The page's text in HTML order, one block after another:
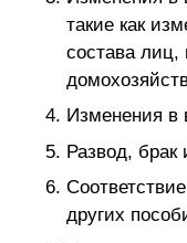
такие как
состава
Изменения в
Развод, брак
других